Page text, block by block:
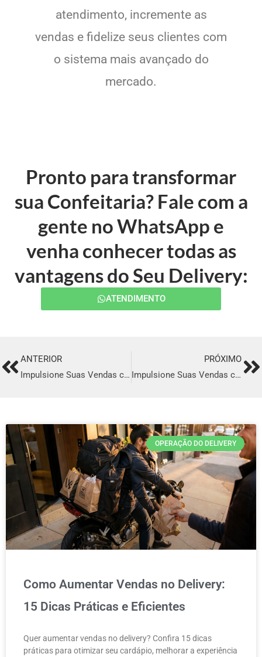
atendimento, incremente as
vendas e fidelize seus clientes com
o sistema mais avançado do
mercado.
Pronto para transformar
sua Confeitaria? Fale com a
gente no WhatsApp e
venha conhecer todas as
vantagens do Seu Delivery:
ATENDIMENTO
PrevANTERIOR
Impulsione Suas Vendas com o Melhor Sistema de Delivery em Tabatinga
PRÓXIMO
Impulsione Suas Vendas com o Melhor Sistema de Delivery em Portel
OPERAÇÃO DO DELIVERY
Como Aumentar Vendas no Delivery:
15 Dicas Práticas e Eficientes
Quer aumentar vendas no delivery? Confira 15 dicas
práticas para otimizar seu cardápio, melhorar a experiência